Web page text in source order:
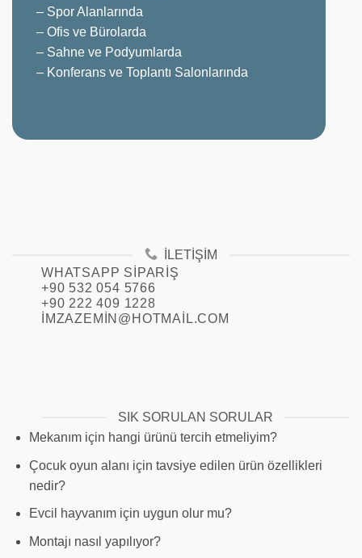
– Spor Alanlarında
– Ofis ve Bürolarda
– Sahne ve Podyumlarda
– Konferans ve Toplantı Salonlarında
İLETIŞIM
WHATSAPP SIPARIŞ
+90 532 054 5766
+90 222 409 1228
IMZAZEMIN@HOTMAIL.COM
SIK SORULAN SORULAR
Mekanım için hangi ürünü tercih etmeliyim?
Çocuk oyun alanı için tavsiye edilen ürün özellikleri
nedir?
Evcil hayvanım için uygun olur mu?
Montajı nasıl yapılıyor?